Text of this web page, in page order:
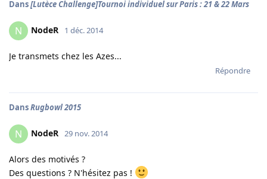
Dans[Lutèce Challenge]Tournoi individuel sur Paris : 21 & 22 Mars
N NodeR 1 déc. 2014
Je transmets chez les Azes...
Répondre
DansRugbowl 2015
N NodeR 29 nov. 2014
Alors des motivés ?
Des questions ? N'hésitez pas !